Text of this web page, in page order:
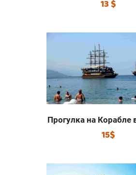
13 $
Прогулка на Корабле
15$